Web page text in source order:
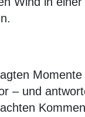
– und